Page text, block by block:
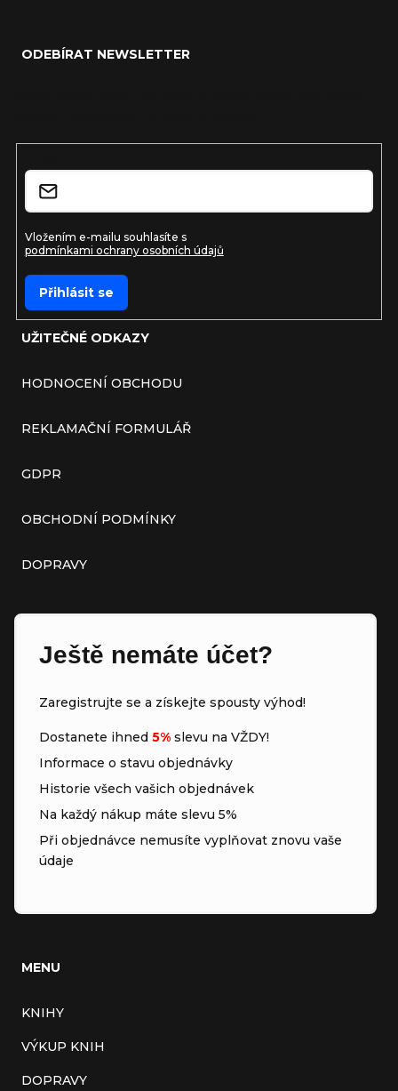
UŽITEČNÉ ODKAZY
HODNOCENÍ OBCHODU
REKLAMAČNÍ FORMULÁŘ
GDPR
OBCHODNÍ PODMÍNKY
DOPRAVY
Ještě nemáte účet?
Zaregistrujte se a získejte spousty výhod!
Dostanete ihned 5% slevu na VŽDY!
Informace o stavu objednávky
Historie všech vašich objednávek
Na každý nákup máte slevu 5%
Při objednávce nemusíte vyplňovat znovu vaše
údaje
MENU
KNIHY
VÝKUP KNIH
DOPRAVY
ODEBÍRAT NEWSLETTER
Vložením e-mailu souhlasíte s
podmínkami ochrany osobních údajů
Přihlásit se